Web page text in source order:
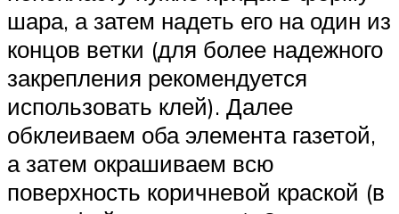
шара, а затем надеть его на один из
концов ветки (для более надежного
закрепления рекомендуется
использовать клей). Далее
обклеиваем оба элемента газетой,
а затем окрашиваем всю
поверхность коричневой краской (в